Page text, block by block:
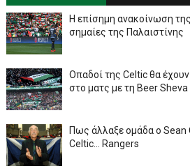
Η επίσημη ανακοίνωση
σημαίες της Παλαιστίνης
Οπαδοί της Celtic θα
στο ματς με τη Beer Sheva
Πως άλλαξε ομάδα ο Sean
Celtic... Rangers